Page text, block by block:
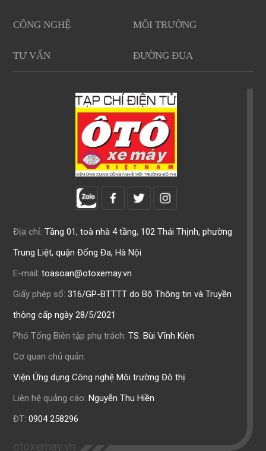
CÔNG NGHỆ MÔI TRƯỜNG
TƯ VẤN ĐƯỜNG ĐUA
Địa chỉ: Tầng 01, toà nhà 4 tầng, 102 Thái Thịnh, phường
Trung Liệt, quận Đống Đa, Hà Nội
E-mail: toasoan@otoxemay.vn
Giấy phép số: 316/GP-BTTTT do Bộ Thông tin và Truyền
thông cấp ngày 28/5/2021
Phó Tổng Biên tập phụ trách: TS. Bùi Vĩnh Kiên
Cơ quan chủ quản:
Viện Ứng dụng Công nghệ Môi trường Đô thị
Liên hệ quảng cáo: Nguyễn Thu Hiền
ĐT: 0904 258296
otoxemay.vn